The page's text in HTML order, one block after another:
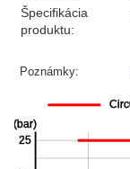
Špecifikácia
produktu:
Poznámky: